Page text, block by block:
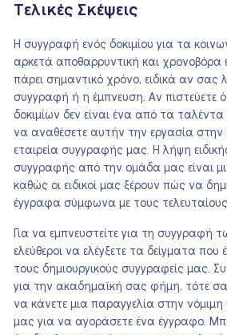
Τελικές Σκέψεις
Η συγγραφή ενός δοκιμίου για τα
αρκετά αποθαρρυντική και χρονοβόρα
πάρει σημαντικό χρόνο, ειδικά αν σας
συγγραφή ή η έμπνευση. Αν πιστεύετε
δοκιμίων δεν είναι ένα από τα
να αναθέσετε αυτήν την εργασία στην
εταιρεία συγγραφής μας. Η λήψη
συγγραφής από την ομάδα μας είναι
καθώς οι ειδικοί μας ξέρουν πώς να
έγγραφα σύμφωνα με τους
Για να εμπνευστείτε για τη συγγραφή
ελεύθεροι να ελέγξετε τα δείγματα
τους δημιουργικούς συγγραφείς μας.
για την ακαδημαϊκή σας φήμη, τότε
να κάνετε μια παραγγελία στην
μας για να αγοράσετε ένα έγγραφο.